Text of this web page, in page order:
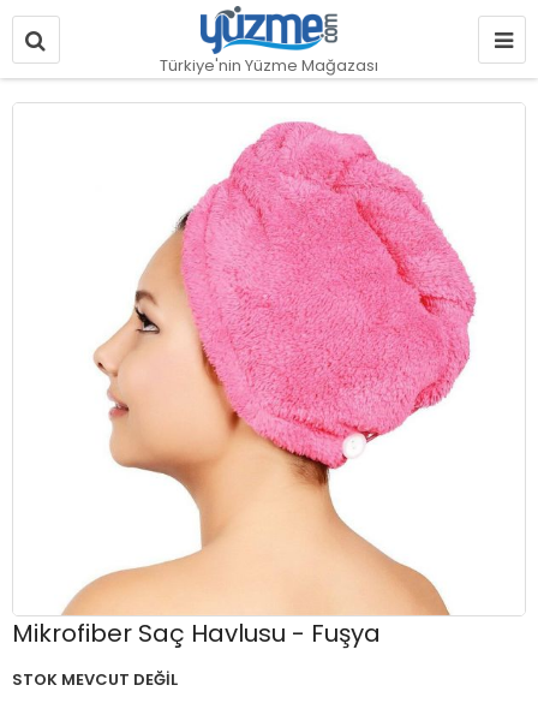
Türkiye'nin Yüzme Mağazası
Mikrofiber Saç Havlusu - Fuşya
STOK MEVCUT DEĞIL
Resim
Resim
başlangıcına